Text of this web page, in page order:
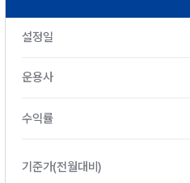
설정일
운용사
수익률
기준가(전월대비)